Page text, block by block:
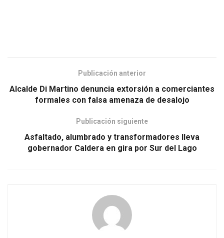
Publicación anterior
Alcalde Di Martino denuncia extorsión a comerciantes
formales con falsa amenaza de desalojo
Publicación siguiente
Asfaltado, alumbrado y transformadores lleva
gobernador Caldera en gira por Sur del Lago